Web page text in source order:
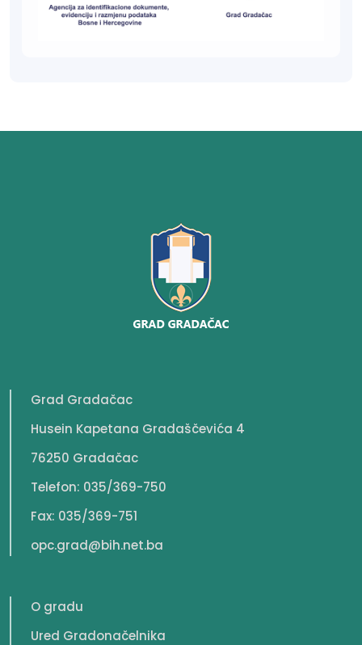
Grad Gradačac
Husein Kapetana Gradaščevića 4
76250 Gradačac
Telefon: 035/369-750
Fax: 035/369-751
opc.grad@bih.net.ba
O gradu
Ured Gradonačelnika